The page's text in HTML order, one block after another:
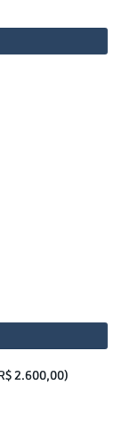
2.600,00)